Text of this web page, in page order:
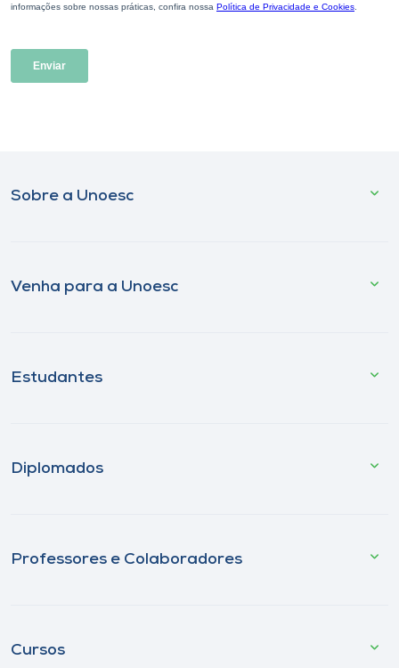
Sobre a Unoesc
Venha para a Unoesc
Estudantes
Diplomados
Professores e Colaboradores
Cursos